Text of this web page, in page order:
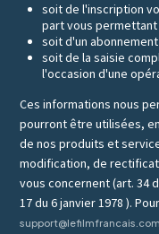
soit de l'inscription
part vous
soit d'un
soit de la saisie
l'occasion d'une
Ces informations nous
pourront être utilisées,
de nos produits et
modification, de
vous concernent (art. 34
17 du 6 janvier 1978 ).
support@lefilmfrancais.com